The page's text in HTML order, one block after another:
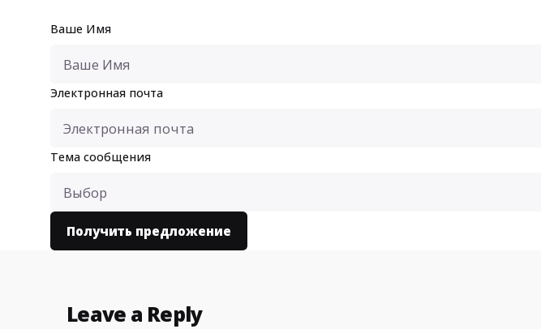
Ваше Имя
Электронная почта
Тема сообщения
Leave a Reply